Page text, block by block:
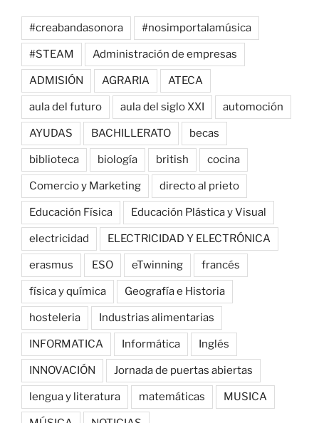
#creabandasonora #nosimportalamúsica
#STEAM Administración de empresas
ADMISIÓN AGRARIA ATECA
aula del futuro aula del siglo XXI automoción
AYUDAS BACHILLERATO becas
biblioteca biología british cocina
Comercio y Marketing directo al prieto
Educación Física Educación Plástica y Visual
electricidad ELECTRICIDAD Y ELECTRÓNICA
erasmus ESO eTwinning francés
física y química Geografía e Historia
hosteleria Industrias alimentarias
INFORMATICA Informática Inglés
INNOVACIÓN Jornada de puertas abiertas
lengua y literatura matemáticas MUSICA